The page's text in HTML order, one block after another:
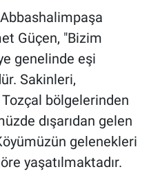
Güçen, "Bizim
genelinde eşi
Sakinleri,
Tozçal bölgelerinden
dışarıdan gelen
gelenekleri
yaşatılmaktadır.